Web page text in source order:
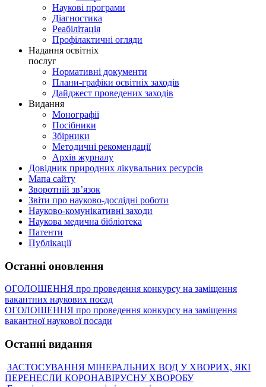
Наукові програми
Діагностика
Реабілітація
Профілактичні огляди
Надання освітніх
послуг
Нормативні документи
Плани-графіки освітніх заходів
Дайджест проведених заходів
Видання
Монографії
Посібники
Збірники
Методичні рекомендації
Архів журналу
Довідник природних лікувальних ресурсів
Мапа сайту
Зворотній зв’язок
Звіти про науково-дослідні роботи
Науково-комунікативні заходи
Наукова медична бібліотека
Патенти
Публікації
Останні оновлення
ОГОЛОШЕННЯ про проведення конкурсу на заміщення
вакантних наукових посад
ОГОЛОШЕННЯ про проведення конкурсу на заміщення
вакантної наукової посади
Останні видання
ЗАСТОСУВАННЯ МІНЕРАЛЬНИХ ВОД У ХВОРИХ, ЯКІ
ПЕРЕНЕСЛИ КОРОНАВІРУСНУ ХВОРОБУ